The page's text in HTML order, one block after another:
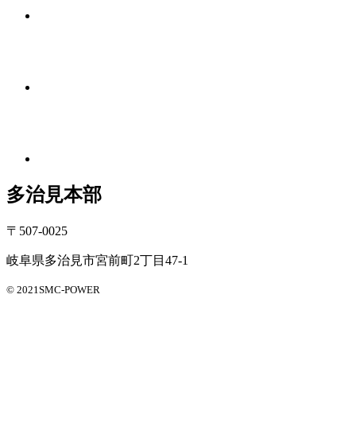
多治見本部
〒507-0025
岐阜県多治見市宮前町2丁目47-1
© 2021SMC-POWER